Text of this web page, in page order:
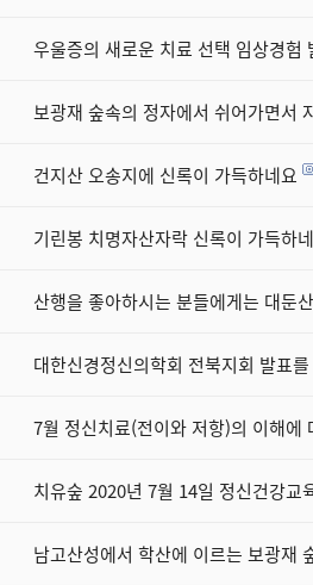
우울증의 새로운 치료 선택 임상경험
보광재 숲속의 정자에서 쉬어가면서
건지산 오송지에 신록이 가득하네요
기린봉 치명자산자락 신록이 가득하
산행을 좋아하시는 분들에게는 대둔
대한신경정신의학회 전북지회 발표
7월 정신치료(전이와 저항)의 이해에
치유숲 2020년 7월 14일 정신건강교
남고산성에서 학산에 이르는 보광재